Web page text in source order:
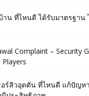
าน ที่ไหนดี ได้รับมาตรฐาน
Complaint – Security
อร์สิวอุดตัน ที่ไหนดี แก้ปัญห